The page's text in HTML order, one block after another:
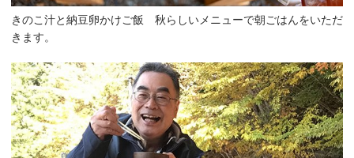
きのこ汁と納豆卵かけご飯 秋らしいメニューで朝ごはんをいただ
きます。